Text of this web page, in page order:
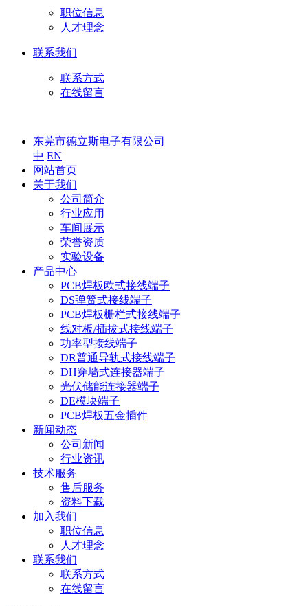
职位信息
人才理念
联系我们
联系方式
在线留言
东莞市德立斯电子有限公司
中 EN
网站首页
关于我们
公司简介
行业应用
车间展示
荣誉资质
实验设备
产品中心
PCB焊板欧式接线端子
DS弹簧式接线端子
PCB焊板栅栏式接线端子
线对板/插拔式接线端子
功率型接线端子
DR普通导轨式接线端子
DH穿墙式连接器端子
光伏储能连接器端子
DE模块端子
PCB焊板五金插件
新闻动态
公司新闻
行业资讯
技术服务
售后服务
资料下载
加入我们
职位信息
人才理念
联系我们
联系方式
在线留言